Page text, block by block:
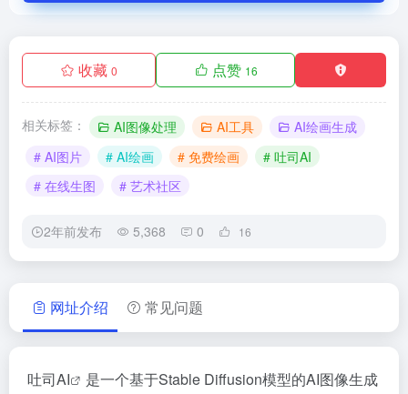
收藏 0 点赞 16
相关标签： AI图像处理 AI工具
AI绘画生成
# AI图片
# AI绘画 # 免费绘画
# 吐司AI
# 在线生图
# 艺术社区
2年前发布 5,368 0 16
网址介绍 常见问题
吐司AI
是一个基于Stable Diffusion模型的AI图像生成